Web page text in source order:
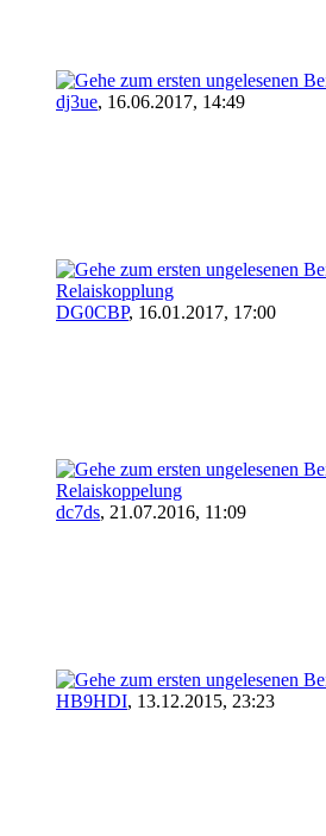
dj3ue, 16.06.2017, 14:49
Relaiskopplung
DG0CBP, 16.01.2017, 17:00
Relaiskoppelung
dc7ds, 21.07.2016, 11:09
HB9HDI, 13.12.2015, 23:23